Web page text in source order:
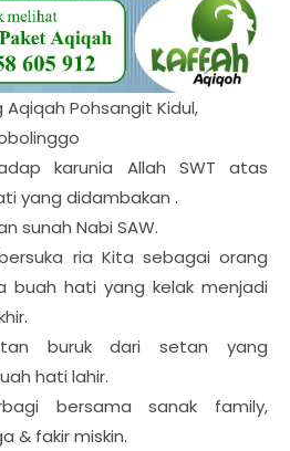
Pohsangit Kidul,
karunia Allah SWT atas
yang didambakan .
sunah Nabi SAW.
ria Kita sebagai orang
buah hati yang kelak menjadi
buruk dari setan yang
hati lahir.
bersama sanak family,
& fakir miskin.